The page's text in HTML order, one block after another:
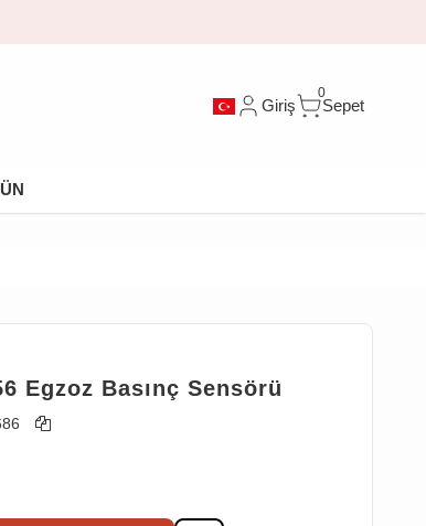
Giriş
0
Sepet
Egzoz Basınç Sensörü